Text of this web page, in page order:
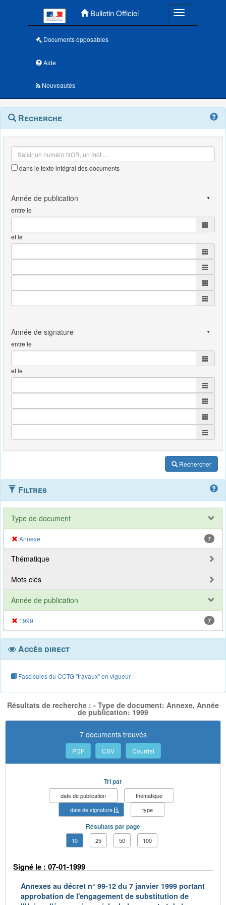
Bulletin Officiel Toggle
Documents opposables
Aide
Nouveautés
Navigation
outils
Menu
contextuel
Recherche
dans le texte intégral des documents
entre le
et le
entre le
et le
Rechercher
Filtres
Type de document
Annexe 7
Thématique
Mots clés
Année de publication
1999 7
Accès direct
Fascicules du CCTG "travaux" en vigueur
Résultats de recherche : - Type de document: Annexe, Année
de publication: 1999
7 documents trouvés
PDF CSV Courriel
Tri par
date de publication
thématique
date de signature
type
Résultats par page
10 25 50 100
Signé le : 07-01-1999
Annexes au décret n° 99-12 du 7 janvier 1999 portant
approbation de l'engagement de substitution de